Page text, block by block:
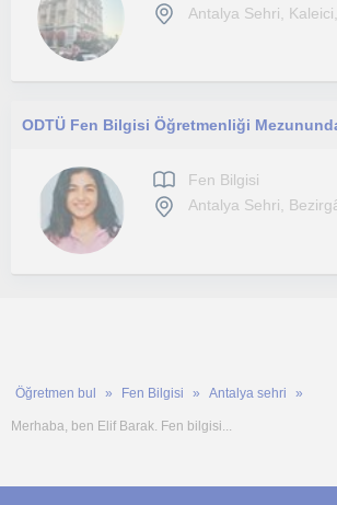
Antalya Sehri, Kaleici,
ODTÜ Fen Bilgisi Öğretmenliği
Fen Bilgisi
Antalya Sehri,
Öğretmen bul Fen Bilgisi Antalya sehri
Merhaba, ben Elif Barak. Fen bilgisi...